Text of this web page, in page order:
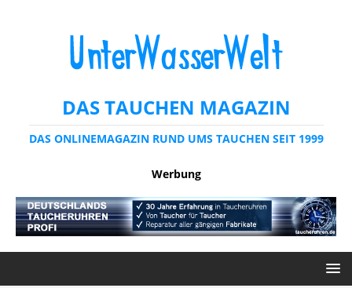
DAS TAUCHEN MAGAZIN
DAS ONLINEMAGAZIN RUND UMS TAUCHEN SEIT 1999
Werbung